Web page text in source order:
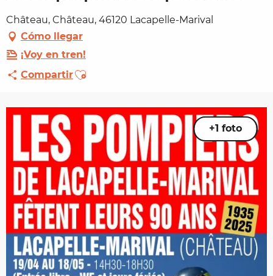
Château, Château, 46120 Lacapelle-Marival
Cómo llegar
¡Voy en tren!
CompartirAjouter aux favoris
+1 foto